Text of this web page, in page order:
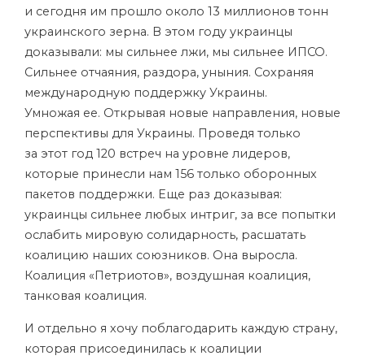
и сегодня им прошло около 13 миллионов тонн
украинского зерна. В этом году украинцы
доказывали: мы сильнее лжи, мы сильнее ИПСО.
Сильнее отчаяния, раздора, уныния. Сохраняя
международную поддержку Украины.
Умножая ее. Открывая новые направления, новые
перспективы для Украины. Проведя только
за этот год 120 встреч на уровне лидеров,
которые принесли нам 156 только оборонных
пакетов поддержки. Еще раз доказывая:
украинцы сильнее любых интриг, за все попытки
ослабить мировую солидарность, расшатать
коалицию наших союзников. Она выросла.
Коалиция «Петриотов», воздушная коалиция,
танковая коалиция.
И отдельно я хочу поблагодарить каждую страну,
которая присоединилась к коалиции